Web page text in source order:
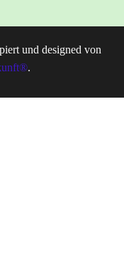
und designed von
.